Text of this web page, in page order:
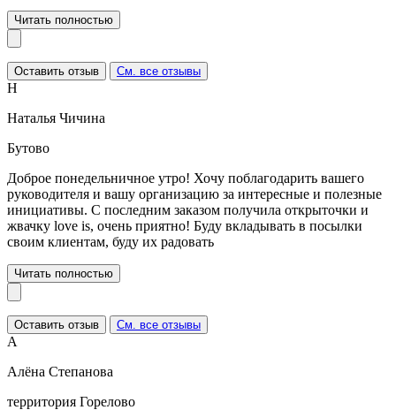
Читать полностью
Оставить отзыв См. все отзывы
Н
Наталья Чичина
Бутово
Доброе понедельничное утро! Хочу поблагодарить вашего
руководителя и вашу организацию за интересные и полезные
инициативы. С последним заказом получила открыточки и
жвачку love is, очень приятно! Буду вкладывать в посылки
своим клиентам, буду их радовать
Читать полностью
Оставить отзыв См. все отзывы
А
Алёна Степанова
территория Горелово